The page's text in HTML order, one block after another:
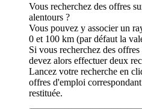
Vous recherchez des offres
alentours ?
Vous pouvez y associer un
0 et 100 km (par défaut la
Si vous recherchez des
devez alors effectuer deux
Lancez votre recherche en
offres d'emploi
restituée.